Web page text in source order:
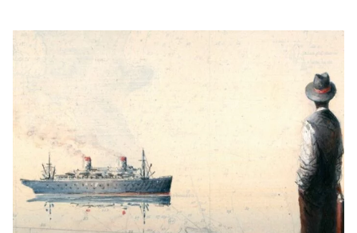
MIGRATIONS
Fils de Hasard, Espérance et Bonne Fortune
Salvatore, Luigi, Benito, Italo, Filipo, Antonio, Modesto…​ Il y a
75 ans, ils vivaient quelque part en Italie. Un beau jour,
l’Histoire a orienté leur destin en Belgique, dans les
charbonnages aux noms prometteurs: Hasard, Espérance et
Bonne Fortune…